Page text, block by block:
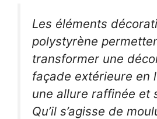
Les éléments
polystyrène
transformer une
façade extérieure en
une allure raffinée et
Qu’il s’agisse de